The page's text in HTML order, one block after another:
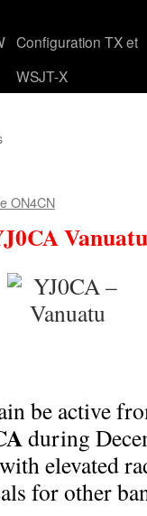
Configuration TX et
WSJT-X
ON4CN
Vanuatu
be active
during
elevated
for other